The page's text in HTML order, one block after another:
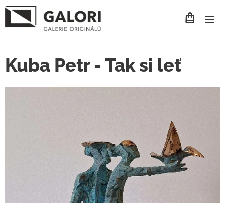
Kuba Petr - Tak si leť